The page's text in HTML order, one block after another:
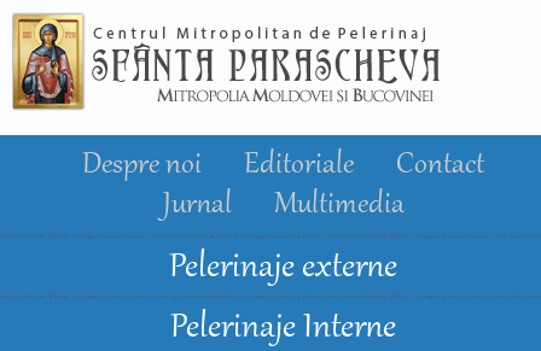
conţinutul
principal
Despre noi Editoriale
Contact
Jurnal
Multimedia
Pelerinaje externe
Pelerinaje Interne